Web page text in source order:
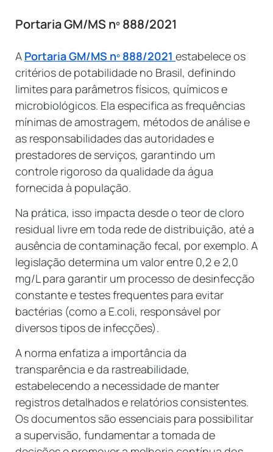
Portaria GM/MS nº 888/2021
A Portaria GM/MS nº 888/2021 estabelece os
critérios de potabilidade no Brasil, definindo
limites para parâmetros físicos, químicos e
microbiológicos. Ela especifica as frequências
mínimas de amostragem, métodos de análise e
as responsabilidades das autoridades e
prestadores de serviços, garantindo um
controle rigoroso da qualidade da água
fornecida à população.
Na prática, isso impacta desde o teor de cloro
residual livre em toda rede de distribuição, até a
ausência de contaminação fecal, por exemplo. A
legislação determina um valor entre 0,2 e 2,0
mg/L para garantir um processo de desinfecção
constante e testes frequentes para evitar
bactérias (como a E.coli, responsável por
diversos tipos de infecções).
A norma enfatiza a importância da
transparência e da rastreabilidade,
estabelecendo a necessidade de manter
registros detalhados e relatórios consistentes.
Os documentos são essenciais para possibilitar
a supervisão, fundamentar a tomada de